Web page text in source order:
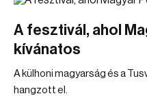
A fesztivál, ahol
kívánatos
A külhoni magyarság és a
hangzott el.